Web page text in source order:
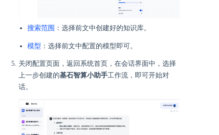
搜索范围 ：选择前文中创建好的知识库。
模型 ：选择前文中配置的模型即可。
关闭配置页面，返回系统首页，在会话界面中，选择
上一步创建的基石智算小助手工作流，即可开始对
话。